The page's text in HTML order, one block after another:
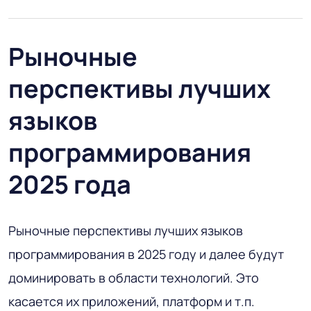
Рыночные
перспективы лучших
языков
программирования
2025 года
Рыночные перспективы лучших языков
программирования в 2025 году и далее будут
доминировать в области технологий. Это
касается их приложений, платформ и т.п.